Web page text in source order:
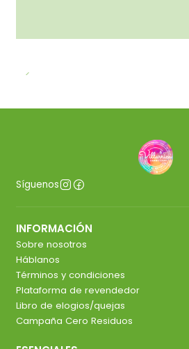
Síguenos
INFORMACIÓN
Sobre nosotros
Háblanos
Términos y condiciones
Plataforma de revendedor
Libro de elogios/quejas
Campaña Cero Residuos